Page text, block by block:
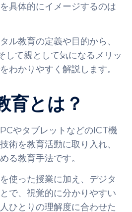
具体的にイメージするのは
ル教育の定義や目的から、
して親として気になるメリッ
わかりやすく解説します。
育とは？
やタブレットなどのICT機
術を教育活動に取り入れ、
る教育手法です。
使った授業に加え、デジタ
で、視覚的に分かりやすい
ひとりの理解度に合わせた